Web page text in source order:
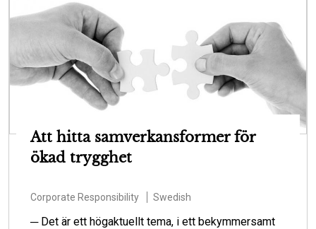
Att hitta samverkansformer för
ökad trygghet
Corporate Responsibility Swedish
─ Det är ett högaktuellt tema, i ett bekymmersamt